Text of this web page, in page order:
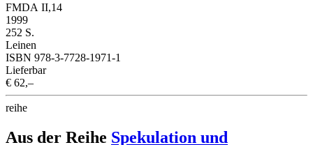
FMDA II,14
1999
252 S.
Leinen
ISBN 978-3-7728-1971-1
Lieferbar
€ 62,–
reihe
Aus der Reihe Spekulation und